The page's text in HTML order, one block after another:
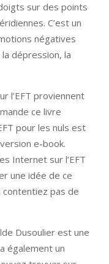
sur des points
C’est un
négatives
dépression, la
l’EFT proviennent
ce livre
pour les nuls est
e-book.
Internet sur l’EFT
une idée de ce
contentiez pas de
Dusoulier est une
également un